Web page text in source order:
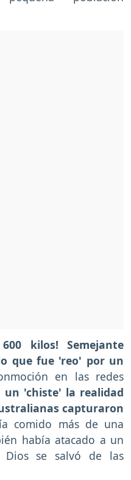
kilos! Semejante
que fue 'reo' por un
en las redes
un 'chiste' la realidad
capturaron
comido más de una
había atacado a un
Dios se salvó de las